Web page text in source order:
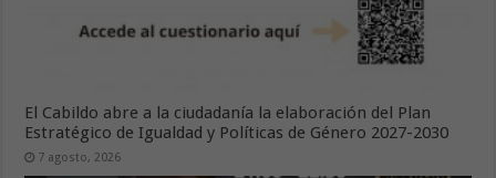
El Cabildo abre a la ciudadanía la elaboración del Plan
Estratégico de Igualdad y Políticas de Género 2027-2030
7 agosto, 2026